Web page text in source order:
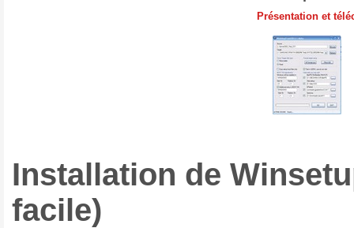
Présentation et
Installation de
facile)